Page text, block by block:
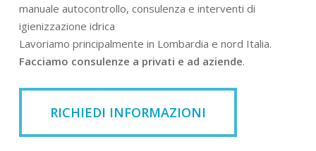
manuale autocontrollo, consulenza e interventi di
igienizzazione idrica
Lavoriamo principalmente in Lombardia e nord Italia.
Facciamo consulenze a privati e ad aziende.
RICHIEDI INFORMAZIONI